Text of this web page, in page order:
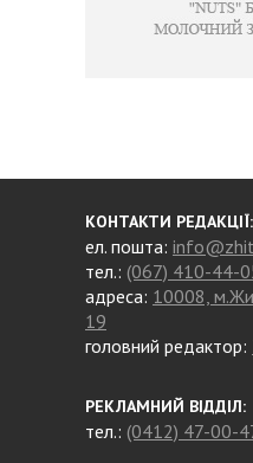
КОНТАКТИ РЕДАКЦІЇ:
ел. пошта:
тел.: (067) 410-44-
адреса: 10008,
19
головний редактор:
РЕКЛАМНИЙ ВІДДІЛ:
тел.: (0412) 47-00-